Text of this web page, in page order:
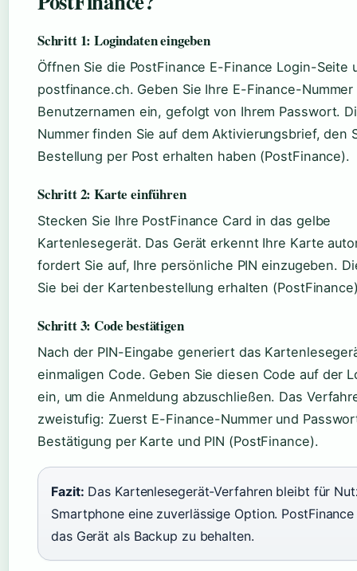
Schritt 1: Logindaten eingeben
Öffnen Sie die PostFinance E-Finance Login-Seite
postfinance.ch. Geben Sie Ihre E-Finance-
Benutzernamen ein, gefolgt von Ihrem Passwort.
Nummer finden Sie auf dem Aktivierungsbrief, den
Bestellung per Post erhalten haben (PostFinance).
Schritt 2: Karte einführen
Stecken Sie Ihre PostFinance Card in das gelbe
Kartenlesegerät. Das Gerät erkennt Ihre Karte
fordert Sie auf, Ihre persönliche PIN einzugeben.
Sie bei der Kartenbestellung erhalten
Schritt 3: Code bestätigen
Nach der PIN-Eingabe generiert das
einmaligen Code. Geben Sie diesen Code auf der
ein, um die Anmeldung abzuschließen. Das
zweistufig: Zuerst E-Finance-Nummer und
Bestätigung per Karte und PIN (PostFinance).
Fazit: Das Kartenlesegerät-Verfahren bleibt für
Smartphone eine zuverlässige Option.
das Gerät als Backup zu behalten.